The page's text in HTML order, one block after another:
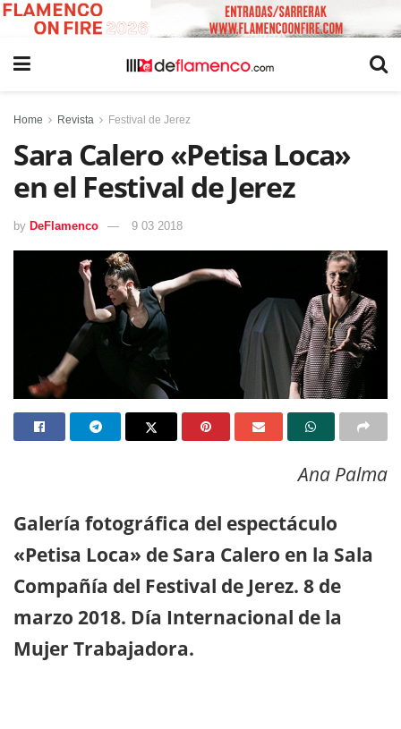
Home Revista Festival de Jerez
Sara Calero «Petisa Loca»
en el Festival de Jerez
by DeFlamenco 9 03 2018
Ana Palma
Galería fotográfica del espectáculo
«Petisa Loca» de Sara Calero en la Sala
Compañía del Festival de Jerez. 8 de
marzo 2018. Día Internacional de la
Mujer Trabajadora.